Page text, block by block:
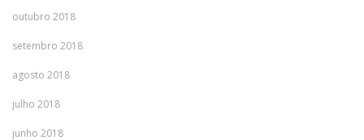
outubro 2018
setembro 2018
agosto 2018
julho 2018
junho 2018